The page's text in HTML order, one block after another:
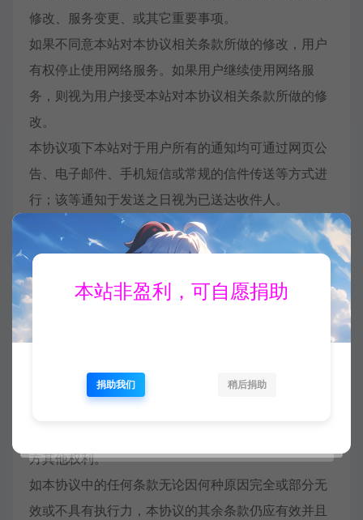
修改、服务变更、或其它重要事项。
如果不同意本站对本协议相关条款所做的修改，用户
有权停止使用网络服务。如果用户继续使用网络服
务，则视为用户接受本站对本协议相关条款所做的修
改。
本协议项下本站对于用户所有的通知均可通过网页公
告、电子邮件、手机短信或常规的信件传送等方式进
行；该等通知于发送之日视为已送达收件人。
用户对于本站的通知应当通过网站对外正式公布的通
信地址、传真号码、电子邮件地址等联系信息进行送
达。
补充内容
如双方就本协议内容或其执行发生任何争议，双方应
站所在地的人民法院提起诉讼。
本协议构成双方对本协议之约定事项及其他有关事宜
方其他权利。
如本协议中的任何条款无论因何种原因完全或部分无
效或不具有执行力，本协议的其余条款仍应有效并且
本站非盈利，可自愿捐助
捐助我们 稍后捐助